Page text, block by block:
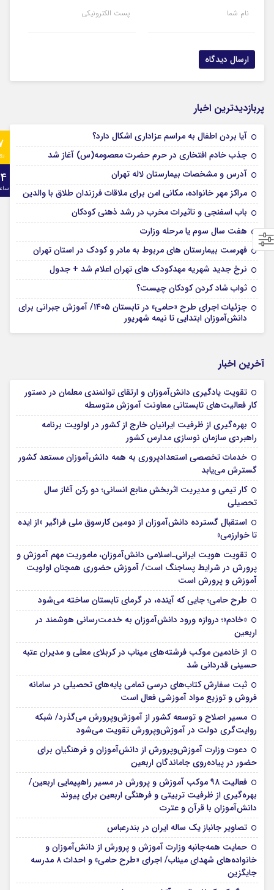
نام شما پست الکترونیکی
پربازدیدترین اخبار
آیا بردن اطفال به مراسم عزادارى اشکال دارد؟
جذب خادم افتخاری در حرم حضرت معصومه(س) آغاز شد
آدرس و مشخصات بیمارستان لاله تهران
مراکز مهر خانواده، مکانی امن برای ملاقات فرزندان طلاق با والدین
باب اسفنجی و تاثیرات مخرب در رشد ذهنی کودکان
هفت سال سوم یا مرحله وزارت
فهرست بیمارستان های مربوط به مادر و کودک در استان تهران
نرخ جدید شهریه مهدکودک های تهران اعلام شد + جدول
ثواب شاد کردن کودکان چیست؟
جزئیات اجرای طرح «حامی» در تابستان ۱۴۰۵/ آموزش جبرانی برای
دانش‌آموزان ابتدایی تا نیمه شهریور
آخرین اخبار
تقویت یادگیری دانش‌آموزان و ارتقای توانمندی معلمان در دستور
کار فعالیت‌های تابستانی معاونت آموزش متوسطه
بهره‌گیری از ظرفیت ایرانیان خارج از کشور در اولویت برنامه
راهبردی سازمان نوسازی مدارس کشور
خدمات تخصصی استعدادپروری به همه دانش‌آموزان مستعد کشور
گسترش می‌یابد
کار تیمی و مدیریت اثربخش منابع انسانی؛ دو رکن آغاز سال
تحصیلی
استقبال گسترده دانش‌آموزان از دومین کارسوق ملی فراگیر «از ایده
تا خوارزمی»
تقویت هویت ایرانی‌ـ‌اسلامی دانش‌آموزان، ماموریت مهم آموزش و
پرورش در شرایط پساجنگ است/ آموزش حضوری همچنان اولویت
آموزش و پرورش است
طرح حامی؛ جایی که آینده، در گرمای تابستان ساخته می‌شود
«خادم»؛ دروازه ورود دانش‌آموزان به خدمت‌رسانی هوشمند در
اربعین
از خادمین موکب فرشته‌های میناب در کربلای معلی و مدیران عتبه
حسینی قدردانی شد
ثبت سفارش کتاب‌های درسی تمامی پایه‌های تحصیلی در سامانه
فروش و توزیع مواد آموزشی فعال است
مسیر اصلاح و توسعه کشور از آموزش‌وپرورش می‌گذرد/ شبکه
روایت‌‌گری دولت در آموزش‌وپرورش تقویت می‌شود
دعوت وزارت آموزش‌وپرورش از دانش‌آموزان و فرهنگیان برای
حضور در پیاده‌روی جاماندگان اربعین
فعالیت ۹۸ موکب آموزش و پرورش در مسیر راهپیمایی اربعین/
بهره‌گیری از ظرفیت تربیتی و فرهنگی اربعین برای پیوند
دانش‌آموزان با قرآن و عترت
تصاویر جانباز یک ساله ایران در بندرعباس
حمایت همه‌جانبه وزارت آموزش و پرورش از دانش‌آموزان و
خانواده‌های شهدای میناب/ اجرای «طرح حامی» و احداث ۸ مدرسه
جایگزین